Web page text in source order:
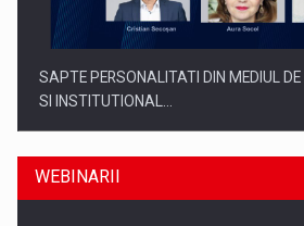
SAPTE PERSONALITATI DIN MEDIUL
SI INSTITUTIONAL…
WEBINARII